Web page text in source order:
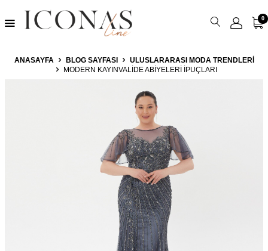
0
ANASAYFA BLOG SAYFASI
ULUSLARARASI MODA TRENDLERI
MODERN KAYINVALIDE ABIYELERI İPUÇLARI